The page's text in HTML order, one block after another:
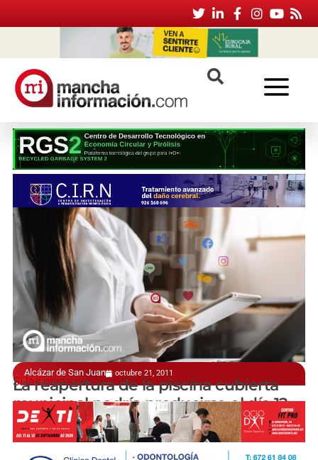
Alcázar de San Juan octubre 21, 2011
Si las obras continúan su marcha
La reapertura de la piscina cubierta
municipal podría producirse el día 12